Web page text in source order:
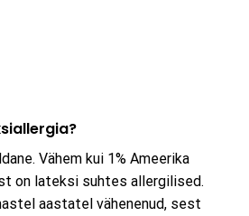
Vähem kui 1% Ameerika
on lateksi suhtes allergilised.
aastatel vähenenud, sest